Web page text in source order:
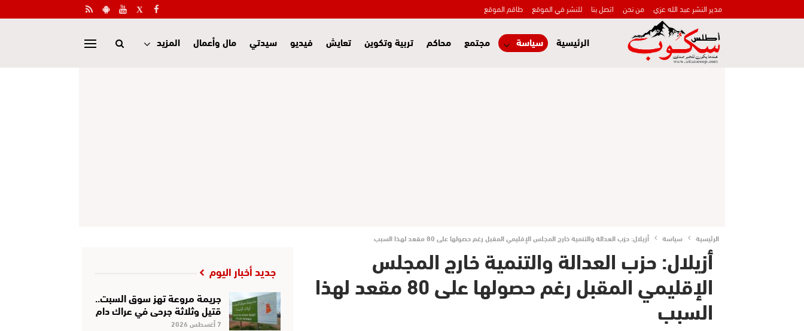
مدير النشر عبد الله عزي من نحن اتصل بنا للنشر في الموقع طاقم الموقع
الرئيسية سياسة مجتمع محاكم تربية وتكوين تعايش فيديو سيدتي مال وأعمال المزيد
الرئيسية سياسة أزيلال: حزب العدالة والتنمية خارج المجلس الإقليمي المقبل رغم حصولها على 80 مقعد لهذا السبب
أزيلال: حزب العدالة والتنمية خارج المجلس
الإقليمي المقبل رغم حصولها على 80 مقعد لهذا
السبب
جديد أخبار اليوم
جريمة مروعة تهز سوق السبت..
قتيل وثلاثة جرحى في عراك دام
7 أغسطس 2026